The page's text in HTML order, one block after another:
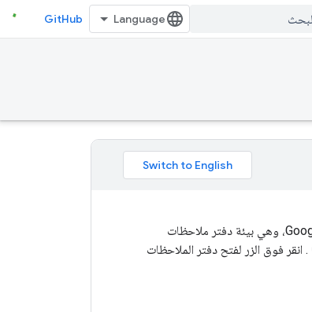
GitHub
تتم كتابة البرامج التعليمية لـ TensorFlow كدفاتر ملاحظات Jupyter ويتم تشغيلها مباشرة في Google Colab، وهي بيئة دفتر ملاحظات
. انقر فوق الزر لفتح دفتر الملاحظات